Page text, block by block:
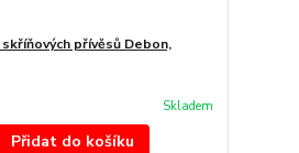
přívěsů Debon,
Skladem
Přidat do košíku